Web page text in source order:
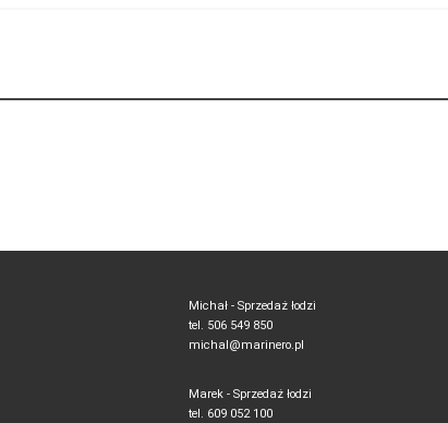
Michał - Sprzedaż łodzi
tel. 506 549 850
michal@marinero.pl
Marek - Sprzedaż łodzi
tel. 609 052 100